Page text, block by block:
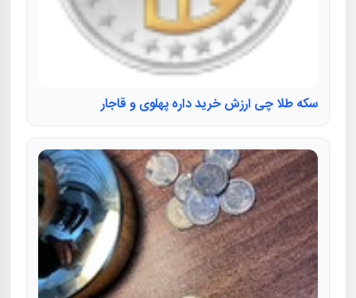
سکه طلا چی ارزش خرید داره پهلوی و قاجار